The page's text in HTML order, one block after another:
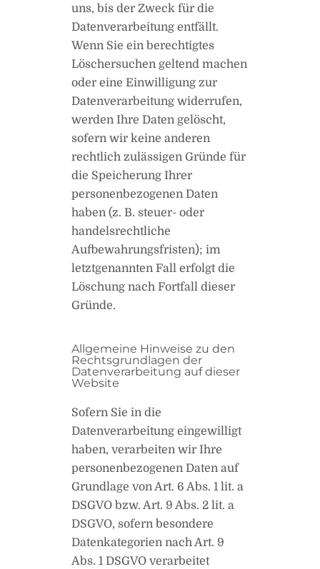
uns, bis der Zweck für die
Datenverarbeitung entfällt.
Wenn Sie ein berechtigtes
Löschersuchen geltend machen
oder eine Einwilligung zur
Datenverarbeitung widerrufen,
werden Ihre Daten gelöscht,
sofern wir keine anderen
rechtlich zulässigen Gründe für
die Speicherung Ihrer
personenbezogenen Daten
haben (z. B. steuer- oder
handelsrechtliche
Aufbewahrungsfristen); im
letztgenannten Fall erfolgt die
Löschung nach Fortfall dieser
Gründe.
Allgemeine Hinweise zu den
Rechtsgrundlagen der
Datenverarbeitung auf dieser
Website
Sofern Sie in die
Datenverarbeitung eingewilligt
haben, verarbeiten wir Ihre
personenbezogenen Daten auf
Grundlage von Art. 6 Abs. 1 lit. a
DSGVO bzw. Art. 9 Abs. 2 lit. a
DSGVO, sofern besondere
Datenkategorien nach Art. 9
Abs. 1 DSGVO verarbeitet